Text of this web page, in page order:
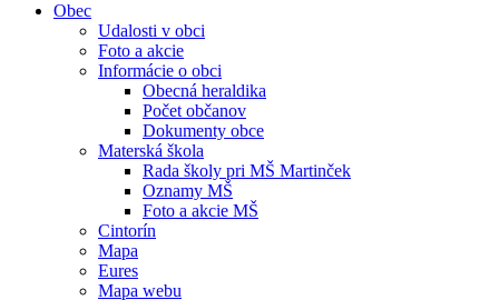
Obec
Udalosti v obci
Foto a akcie
Informácie o obci
Obecná heraldika
Počet občanov
Dokumenty obce
Materská škola
Rada školy pri MŠ Martinček
Oznamy MŠ
Foto a akcie MŠ
Cintorín
Mapa
Eures
Mapa webu